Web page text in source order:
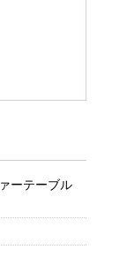
ーテーブル